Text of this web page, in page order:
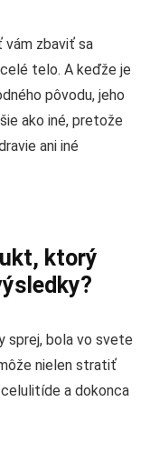
zbaviť sa
telo. A keďže je
pôvodu, jeho
ako iné, pretože
ani iné
ktorý
sprej, bola vo svete
nielen stratiť
a dokonca